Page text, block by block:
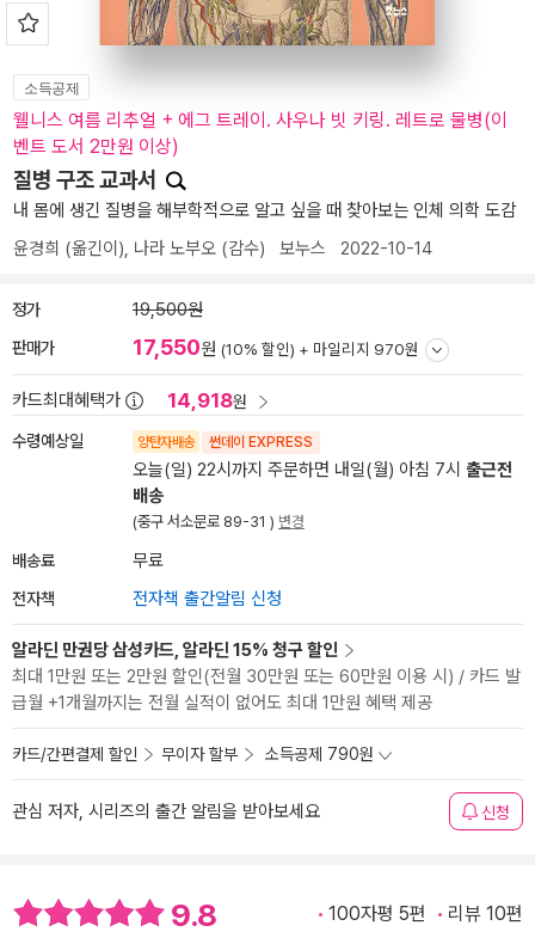
소득공제
웰니스 여름 리추얼 + 에그 트레이. 사우나 빗 키링. 레트로 물병(이
벤트 도서 2만원 이상)
질병 구조 교과서
내 몸에 생긴 질병을 해부학적으로 알고 싶을 때 찾아보는 인체 의학 도감
윤경희 (옮긴이), 나라 노부오 (감수) 보누스 2022-10-14
정가 19,500원
판매가 17,550원 (10% 할인) + 마일리지 970원
카드최대혜택가 14,918원
수령예상일 양탄자배송 썬데이 EXPRESS
오늘(일) 22시까지 주문하면 내일(월) 아침 7시 출근전
배송
(중구 서소문로 89-31 ) 변경
배송료 무료
전자책 전자책 출간알림 신청
알라딘 만권당 삼성카드, 알라딘 15% 청구 할인
최대 1만원 또는 2만원 할인(전월 30만원 또는 60만원 이용 시) / 카드 발
급월 +1개월까지는 전월 실적이 없어도 최대 1만원 혜택 제공
카드/간편결제 할인 무이자 할부 소득공제 790원
관심 저자, 시리즈의 출간 알림을 받아보세요 신청
9.8 100자평 5편 리뷰 10편